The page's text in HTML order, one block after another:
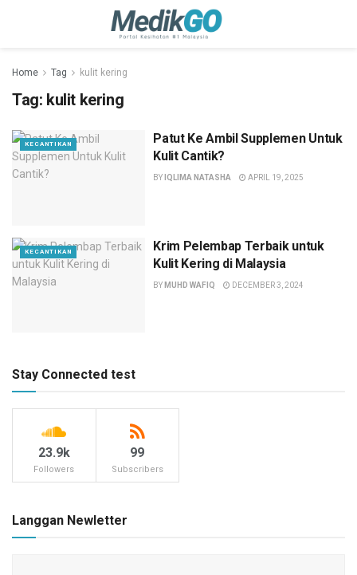
Home Tag kulit kering
Tag: kulit kering
KECANTIKAN
Patut Ke Ambil Supplemen Untuk
Kulit Cantik?
BY IQLIMA NATASHA APRIL 19, 2025
KECANTIKAN
Krim Pelembap Terbaik untuk
Kulit Kering di Malaysia
BY MUHD WAFIQ DECEMBER 3, 2024
Stay Connected test
23.9k
Followers
99
Subscribers
Langgan Newletter